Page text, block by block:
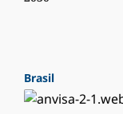
Brasil